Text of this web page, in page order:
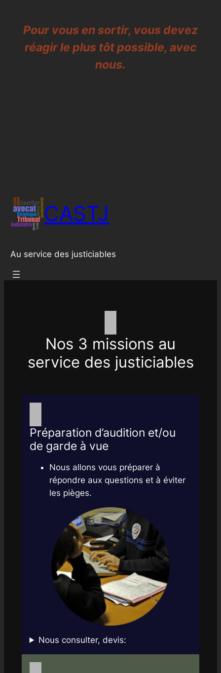
Pour vous en sortir, vous devez
réagir le plus tôt possible, avec
nous.
CASTJ
Au service des justiciables
Nos 3 missions au
service des justiciables
Préparation d’audition et/ou
de garde à vue
Nous allons vous préparer à
répondre aux questions et à éviter
les pièges.
Nous consulter, devis: